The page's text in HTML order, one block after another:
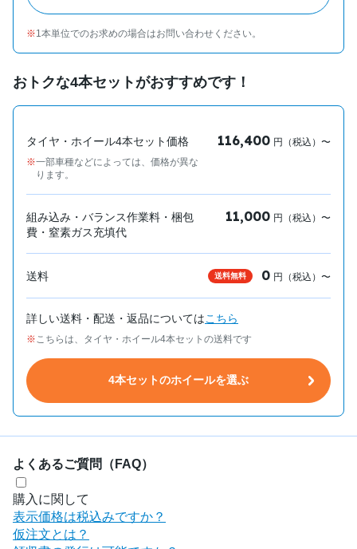
1本単位でのお求めの場合はお問い合わせください。
おトクな4本セットがおすすめです！
タイヤ・ホイール4本セット価格
一部車種などによっては、価格が異な
ります。
116,400 円（税込）〜
組み込み・バランス作業料・梱包
費・窒素ガス充填代
11,000 円（税込）〜
送料 送料無料 0 円（税込）〜
詳しい送料・配送・返品についてはこちら
こちらは、タイヤ・ホイール4本セットの送料です
4本セットのホイールを選ぶ
よくあるご質問（FAQ）
購入に関して
表示価格は税込みですか？
仮注文とは？